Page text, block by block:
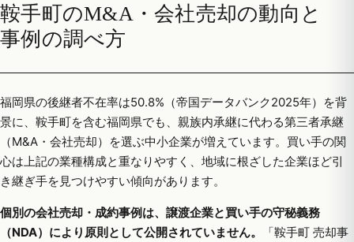
鞍手町のM&A・会社売却の動向と
事例の調べ方
福岡県の後継者不在率は50.8%（帝国データバンク2025年）を背
景に、鞍手町を含む福岡県でも、親族内承継に代わる第三者承継
（M&A・会社売却）を選ぶ中小企業が増えています。買い手の関
心は上記の業種構成と重なりやすく、地域に根ざした企業ほど引
き継ぎ手を見つけやすい傾向があります。
個別の会社売却・成約事例は、譲渡企業と買い手の守秘義務
（NDA）により原則として公開されていません。
「鞍手町 売却事